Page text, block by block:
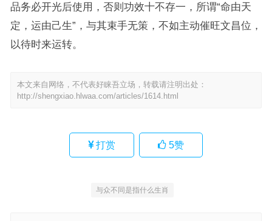
品务必开光后使用，否则功效十不存一，所谓“命由天
定，运由己生”，与其束手无策，不如主动催旺文昌位，
以待时来运转。
本文来自网络，不代表好睐吾立场，转载请注明出处：
http://shengxiao.hlwaa.com/articles/1614.html
打赏 5赞
与众不同是指什么生肖